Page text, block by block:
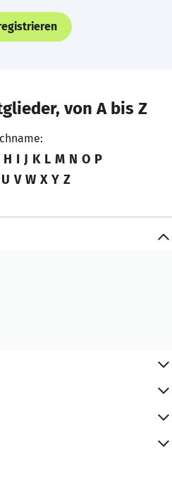
von A bis Z
H I J K L M N O P
U V W X Y Z